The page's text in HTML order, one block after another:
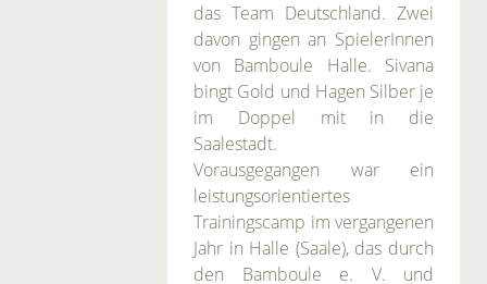
das Team Deutschland. Zwei
davon gingen an SpielerInnen
von Bamboule Halle. Sivana
bingt Gold und Hagen Silber je
im Doppel mit in die
Saalestadt.
Vorausgegangen war ein
leistungsorientiertes
Trainingscamp im vergangenen
Jahr in Halle (Saale), das durch
den Bamboule e. V. und